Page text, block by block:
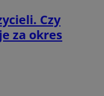
Czy
za okres